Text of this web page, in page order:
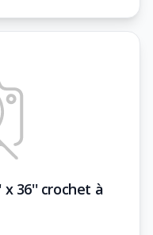
36'' crochet à